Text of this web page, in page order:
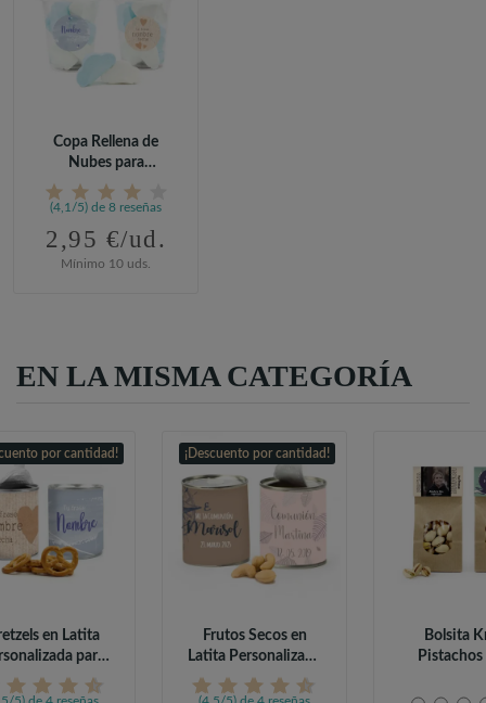
Copa Rellena de
Nubes para
Comunión
(4,1/5) de 8 reseñas
2,95 €/ud.
Mínimo 10 uds.
EN LA MISMA CATEGORÍA
por cantidad!
en Latita
para
Detalles...
¡Descuento por cantidad!
Frutos Secos en
Latita Personalizada
para...
Bolsita
Pistachos